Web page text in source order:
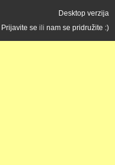
Desktop verzija
Prijavite se ili nam se pridružite :)